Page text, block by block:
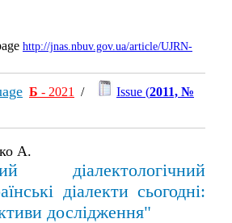
http://jnas.nbuv.gov.ua/article/UJRN-
Б - 2021 / Issue (2011, №
А.
діалектологічний
діалекти сьогодні:
дослідження"